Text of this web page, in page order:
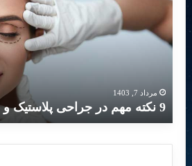
مهم
در
جراحی
پلاستیک
بیمارمرداد 7, 1403
9 نکته مهم در جراحی پلاستیک و بهبود بیمار